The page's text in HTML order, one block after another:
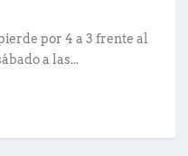
por 4 a 3 frente al
a las...